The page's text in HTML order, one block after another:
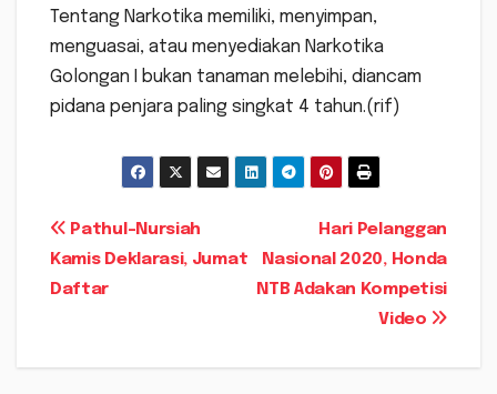
Tentang Narkotika memiliki, menyimpan,
menguasai, atau menyediakan Narkotika
Golongan I bukan tanaman melebihi, diancam
pidana penjara paling singkat 4 tahun.(rif)
Navigasi
pos
Hari Pelanggan
Nasional 2020, Honda
NTB Adakan Kompetisi
Video
Pathul-Nursiah
Kamis Deklarasi, Jumat
Daftar